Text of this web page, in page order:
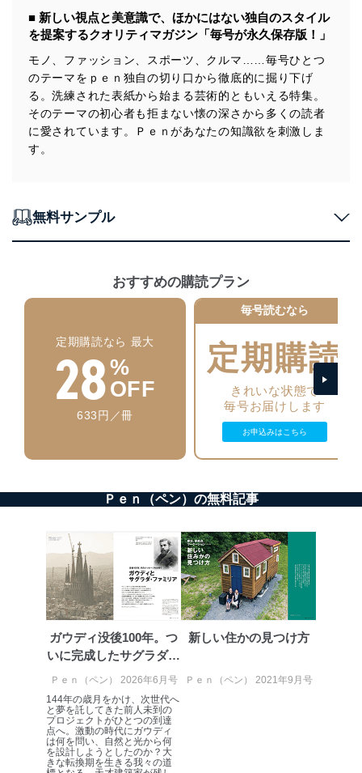
供・開示は行いません。当社においてはこれらの取り組
みを確実にするため、従業者等の教育を徹底してまいり
ます。また、目的外利用を行わないために、適切な管理
措置を講じます。
法令遵守
当社は、個人情報に関連する法令、国が定める指針及び
その他の規範を遵守します。また、当社の管理の仕組み
当社は、個人情報の正確性及び安全性を確保するため
アクセス制御
個人データを取り扱うことのできる機器及び当該
機器を取り扱う従業者を明確化し、 個人データへ
の不要なアクセスを防止しています。
アクセス者の識別と認証
機器に標準装備されているユーザー制御機能（ユ
ーザーアカウント制御）により、個人情報データ
ベース等を取り扱う情報システムを使用する従業
者を識別・認証しています。
外部からの不正アクセス等の防止
個人データを取り扱う機器等にセキュリティ対策
により、これを最新状態としています。
情報システムの使用に伴う漏洩等の防止
メール等により個人データの含まれるファイルを
送信する場合に、当該ファイルへのパスワードを
設定しています。
個人情報保護マネジメントシステムの継続的改善
じて、個人情報保護マネジメントシステムを継続的に改
善し、常に最良の状態を維持します。
苦情及び相談受付け窓口
貴殿の個人情報及び当社の個人情報保護マネジメントシ
■ 新しい視点と美意識で、ほかにはない独自のスタイル
を提案するクオリティマガジン「毎号が永久保存版！」
モノ、ファッション、スポーツ、クルマ……毎号ひとつ
のテーマをｐｅｎ独自の切り口から徹底的に掘り下げ
る。洗練された表紙から始まる芸術的ともいえる特集。
そのテーマの初心者も拒まない懐の深さから多くの読者
に愛されています。Ｐｅｎがあなたの知識欲を刺激しま
す。
無料サンプル
おすすめの購読プラン
定期購読なら 最大
28%
OFF
633円／冊
毎号読むなら
定期購読
きれいな状態で
毎号お届けします
お申込みはこちら
Ｐｅｎ（ペン）の無料記事
ガウディ没後100年。つ
いに完成したサグラダ・
ファミリ...
Ｐｅｎ（ペン） 2026年6月号
144年の歳月をかけ、次世代へ
と夢を託してきた前人未到の
プロジェクトがひとつの到達
点へ。激動の時代にガウディ
は何を問い、自然と光から何
を設計しようとしたのか？大
きな転換期を生きる我々の道
新しい住かの見つけ方
Ｐｅｎ（ペン） 2021年9月号